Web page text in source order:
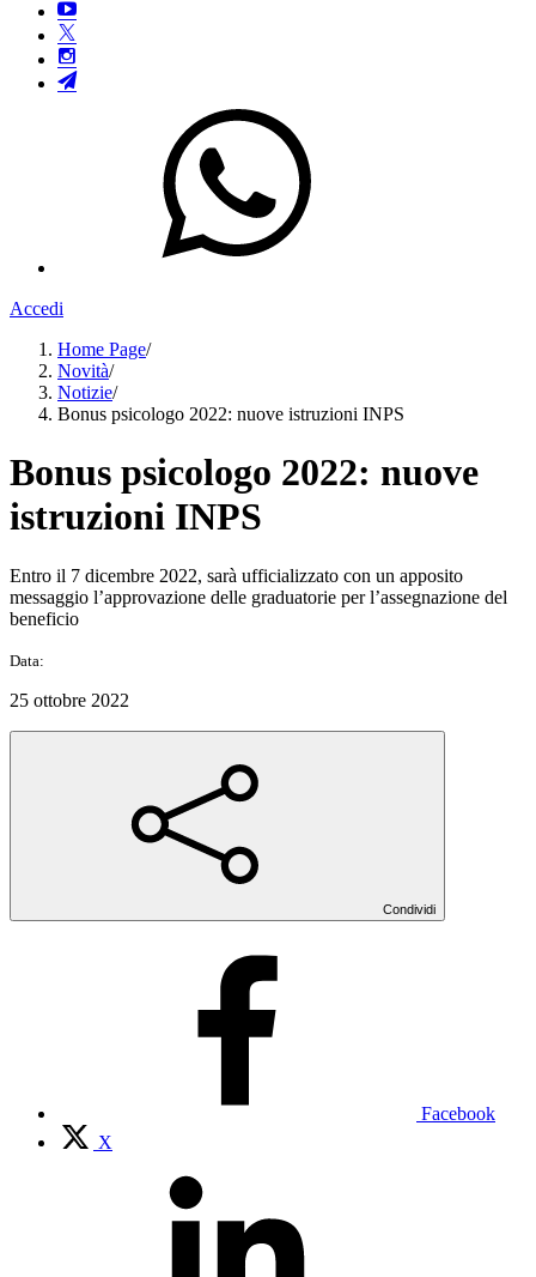
Accedi
Home Page/
Novità/
Notizie/
Bonus psicologo 2022: nuove istruzioni INPS
Bonus psicologo 2022: nuove
istruzioni INPS
Entro il 7 dicembre 2022, sarà ufficializzato con un apposito
messaggio l’approvazione delle graduatorie per l’assegnazione del
beneficio
Data:
25 ottobre 2022
Condividi
Facebook
X